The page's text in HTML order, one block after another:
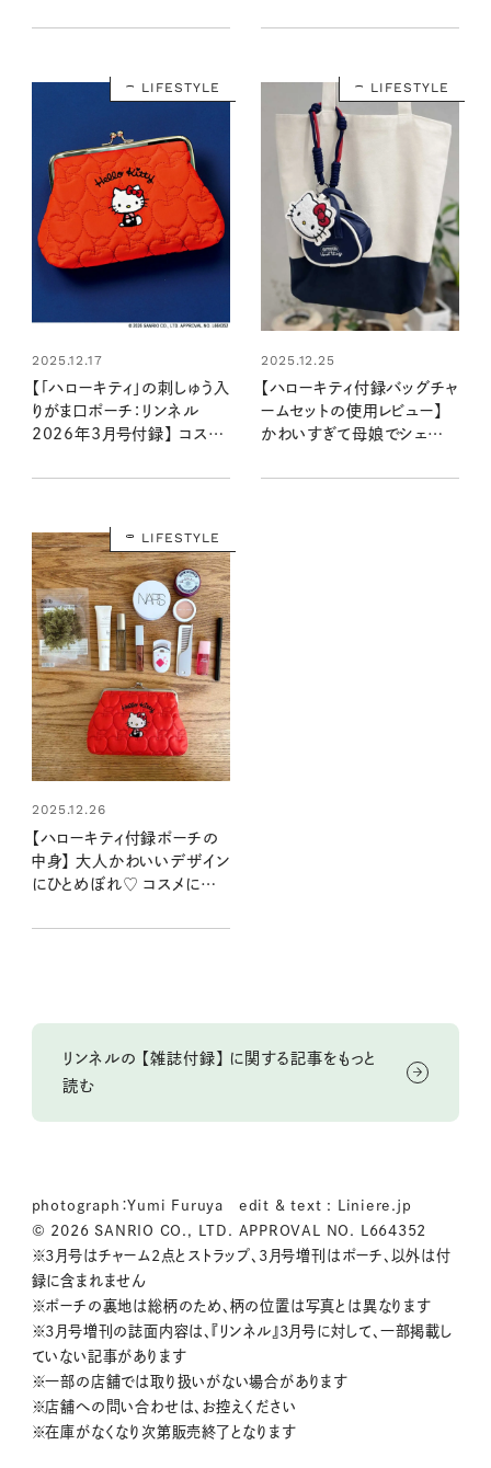
売リンネル2026年3月号・3
♡（1/20発売リンネル
LIFESTYLE
2025.12.17
【「ハローキティ」の刺しゅう入
りがま口ポーチ：リンネル
2026年3月号付録】 コスメ
◎（1/20発売リンネル
LIFESTYLE
2025.12.25
【ハローキティ付録バッグチャ
ームセットの使用レビュー】
かわいすぎて母娘でシェア！
LIFESTYLE
2025.12.26
【ハローキティ付録ポーチの
中身】 大人かわいいデザイン
にひとめぼれ♡ コスメにスキ
い私の持ち物リスト
リンネルの 【雑誌付録】 に関する記事をもっと
読む
photograph：Yumi Furuya edit & text : Liniere.jp
© 2026 SANRIO CO., LTD. APPROVAL NO. L664352
※3月号はチャーム2点とストラップ、3月号増刊はポーチ、以外は付
録に含まれません
※ポーチの裏地は総柄のため、柄の位置は写真とは異なります
※3月号増刊の誌面内容は、『リンネル』3月号に対して、一部掲載し
ていない記事があります
※一部の店舗では取り扱いがない場合があります
※店舗への問い合わせは、お控えください
※在庫がなくなり次第販売終了となります